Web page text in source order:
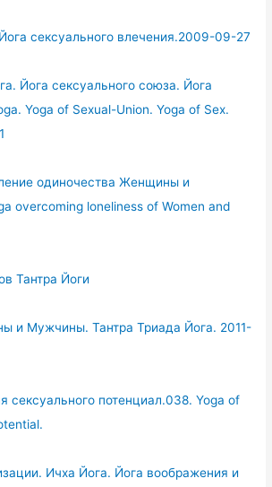
сексуального влечения.2009-09-27
Йога сексуального союза. Йога
Yoga of Sexual-Union. Yoga of Sex.
одиночества Женщины и
overcoming loneliness of Women and
Тантра Йоги
и Мужчины. Тантра Триада Йога. 2011-
сексуального потенциал.038. Yoga of
Ичха Йога. Йога воображения и